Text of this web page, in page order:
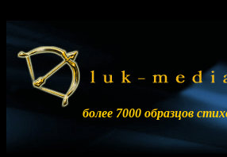
более 7000 образцов